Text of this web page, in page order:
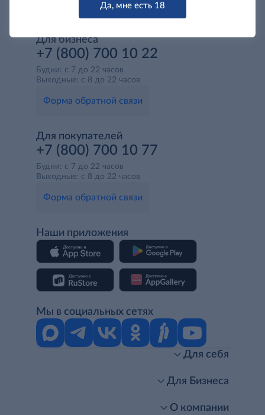
Для бизнеса
+7 (800) 700 10 22
Будни: с 7 до 22 часов
Выходные: с 8 до 22 часов
Форма обратной связи
Для покупателей
+7 (800) 700 10 77
Будни: с 7 до 22 часов
Выходные: с 8 до 22 часов
Форма обратной связи
Наши приложения
Мы в социальных сетях
Для себя
Стань клиентом METRO
Для Бизнеса
О компании
Да, мне есть 18